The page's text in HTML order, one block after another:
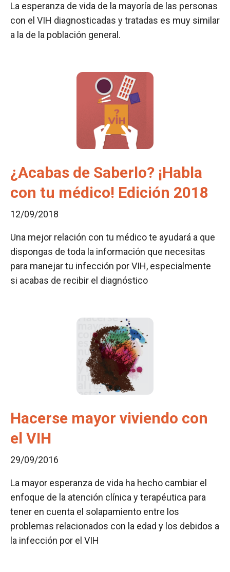
La esperanza de vida de la mayoría de las personas
con el VIH diagnosticadas y tratadas es muy similar
a la de la población general.
¿Acabas de Saberlo? ¡Habla
con tu médico! Edición 2018
12/09/2018
Una mejor relación con tu médico te ayudará a que
dispongas de toda la información que necesitas
para manejar tu infección por VIH, especialmente
si acabas de recibir el diagnóstico
Hacerse mayor viviendo con
el VIH
29/09/2016
La mayor esperanza de vida ha hecho cambiar el
enfoque de la atención clínica y terapéutica para
tener en cuenta el solapamiento entre los
problemas relacionados con la edad y los debidos a
la infección por el VIH